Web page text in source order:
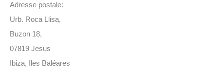
Adresse postale:
Urb. Roca Llisa,
Buzon 18,
07819 Jesus
Ibiza, Iles Baléares